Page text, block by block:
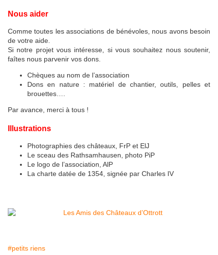
Nous aider
Comme toutes les associations de bénévoles, nous avons besoin
de votre aide.
Si notre projet vous intéresse, si vous souhaitez nous soutenir,
faîtes nous parvenir vos dons.
Chèques au nom de l’association
Dons en nature : matériel de chantier, outils, pelles et
brouettes….
Par avance, merci à tous !
Illustrations
Photographies des châteaux, FrP et ElJ
Le sceau des Rathsamhausen, photo PiP
Le logo de l’association, AlP
La charte datée de 1354, signée par Charles IV
#petits riens